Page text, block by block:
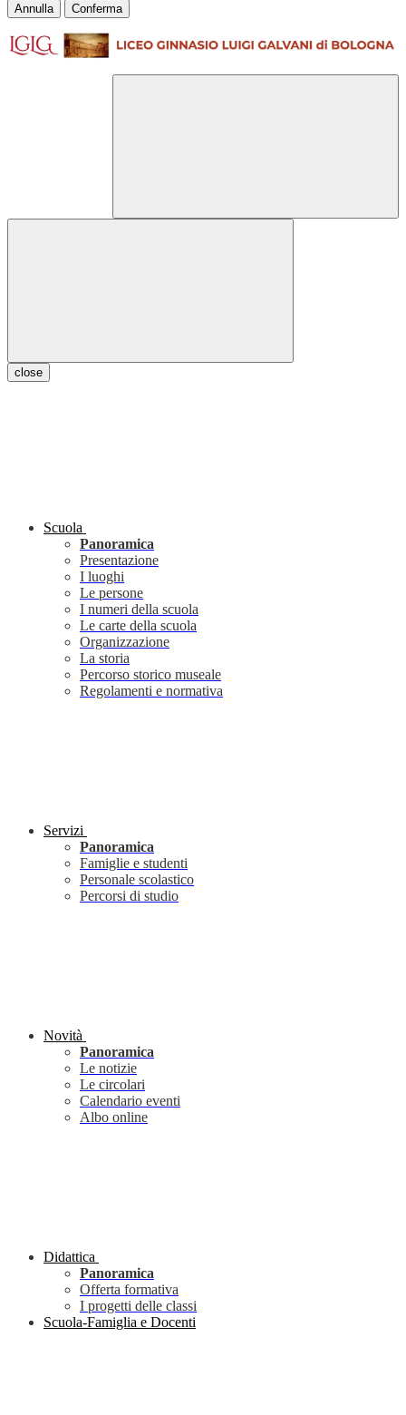
Annulla Conferma
close
Scuola
Panoramica
Presentazione
I luoghi
Le persone
I numeri della scuola
Le carte della scuola
Organizzazione
La storia
Percorso storico museale
Regolamenti e normativa
Servizi
Panoramica
Famiglie e studenti
Personale scolastico
Percorsi di studio
Novità
Panoramica
Le notizie
Le circolari
Calendario eventi
Albo online
Didattica
Panoramica
Offerta formativa
I progetti delle classi
Scuola-Famiglia e Docenti